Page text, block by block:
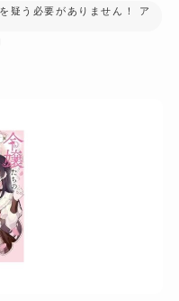
疑う必要がありません！ ア